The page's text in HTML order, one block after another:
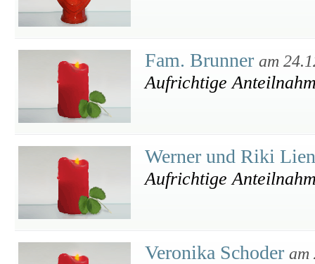
Fam. Brunner am
Aufrichtige
Werner und Riki
Aufrichtige
Veronika Schoder am